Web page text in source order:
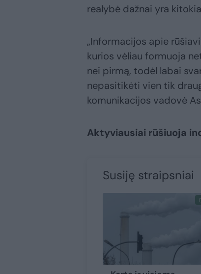
realybė dažnai yra
„Informacijos apie
kurios vėliau formuoja
nei pirmą, todėl labai
nepasitikėti vien tik
komunikacijos vadovė
Aktyviausiai rūšiuoja
Susiję straipsniai